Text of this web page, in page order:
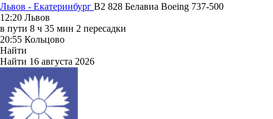
Львов - Екатеринбург B2 828 Белавиа Boeing 737-500
12:20 Львов
в пути 8 ч 35 мин 2 пересадки
20:55 Кольцово
Найти
Найти 16 августа 2026